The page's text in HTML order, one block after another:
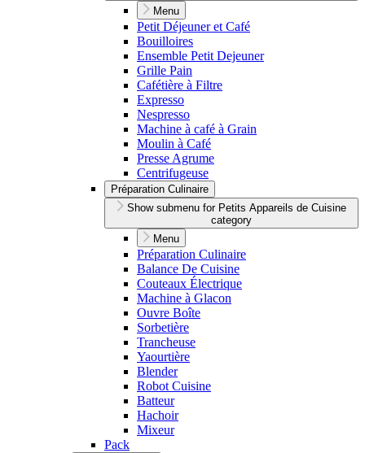
Menu
Petit Déjeuner et Café
Bouilloires
Ensemble Petit Dejeuner
Grille Pain
Cafétière à Filtre
Expresso
Nespresso
Machine à café à Grain
Moulin à Café
Presse Agrume
Centrifugeuse
Préparation Culinaire
Show submenu for Petits Appareils de Cuisine
category
Menu
Préparation Culinaire
Balance De Cuisine
Couteaux Électrique
Machine à Glacon
Ouvre Boîte
Sorbetière
Trancheuse
Yaourtière
Blender
Robot Cuisine
Batteur
Hachoir
Mixeur
Pack